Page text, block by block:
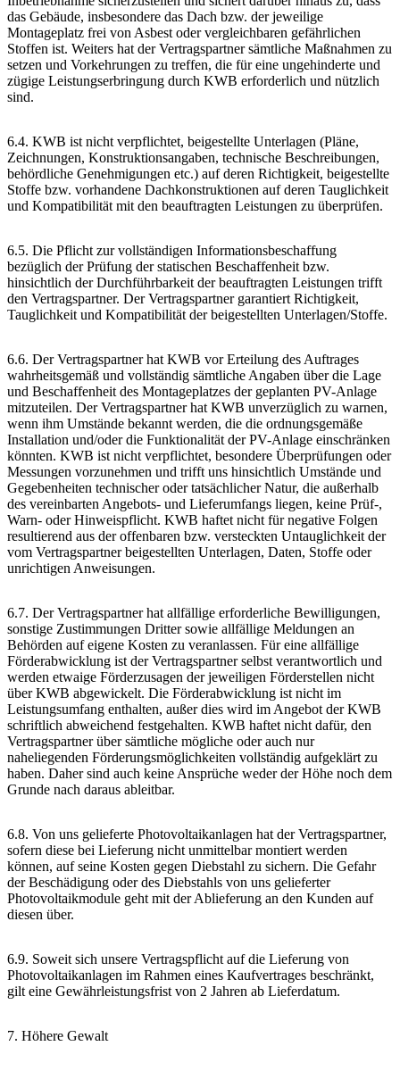
das Gebäude, insbesondere das Dach bzw. der jeweilige
Montageplatz frei von Asbest oder vergleichbaren gefährlichen
Stoffen ist. Weiters hat der Vertragspartner sämtliche Maßnahmen zu
setzen und Vorkehrungen zu treffen, die für eine ungehinderte und
zügige Leistungserbringung durch KWB erforderlich und nützlich
sind.
6.4. KWB ist nicht verpflichtet, beigestellte Unterlagen (Pläne,
Zeichnungen, Konstruktionsangaben, technische Beschreibungen,
behördliche Genehmigungen etc.) auf deren Richtigkeit, beigestellte
Stoffe bzw. vorhandene Dachkonstruktionen auf deren Tauglichkeit
und Kompatibilität mit den beauftragten Leistungen zu überprüfen.
6.5. Die Pflicht zur vollständigen Informationsbeschaffung
bezüglich der Prüfung der statischen Beschaffenheit bzw.
hinsichtlich der Durchführbarkeit der beauftragten Leistungen trifft
den Vertragspartner. Der Vertragspartner garantiert Richtigkeit,
Tauglichkeit und Kompatibilität der beigestellten Unterlagen/Stoffe.
6.6. Der Vertragspartner hat KWB vor Erteilung des Auftrages
wahrheitsgemäß und vollständig sämtliche Angaben über die Lage
und Beschaffenheit des Montageplatzes der geplanten PV-Anlage
mitzuteilen. Der Vertragspartner hat KWB unverzüglich zu warnen,
wenn ihm Umstände bekannt werden, die die ordnungsgemäße
Installation und/oder die Funktionalität der PV-Anlage einschränken
könnten. KWB ist nicht verpflichtet, besondere Überprüfungen oder
Messungen vorzunehmen und trifft uns hinsichtlich Umstände und
Gegebenheiten technischer oder tatsächlicher Natur, die außerhalb
des vereinbarten Angebots- und Lieferumfangs liegen, keine Prüf-,
Warn- oder Hinweispflicht. KWB haftet nicht für negative Folgen
resultierend aus der offenbaren bzw. versteckten Untauglichkeit der
vom Vertragspartner beigestellten Unterlagen, Daten, Stoffe oder
unrichtigen Anweisungen.
6.7. Der Vertragspartner hat allfällige erforderliche Bewilligungen,
sonstige Zustimmungen Dritter sowie allfällige Meldungen an
Behörden auf eigene Kosten zu veranlassen. Für eine allfällige
Förderabwicklung ist der Vertragspartner selbst verantwortlich und
werden etwaige Förderzusagen der jeweiligen Förderstellen nicht
über KWB abgewickelt. Die Förderabwicklung ist nicht im
Leistungsumfang enthalten, außer dies wird im Angebot der KWB
schriftlich abweichend festgehalten. KWB haftet nicht dafür, den
Vertragspartner über sämtliche mögliche oder auch nur
naheliegenden Förderungsmöglichkeiten vollständig aufgeklärt zu
haben. Daher sind auch keine Ansprüche weder der Höhe noch dem
Grunde nach daraus ableitbar.
6.8. Von uns gelieferte Photovoltaikanlagen hat der Vertragspartner,
sofern diese bei Lieferung nicht unmittelbar montiert werden
können, auf seine Kosten gegen Diebstahl zu sichern. Die Gefahr
der Beschädigung oder des Diebstahls von uns gelieferter
Photovoltaikmodule geht mit der Ablieferung an den Kunden auf
diesen über.
6.9. Soweit sich unsere Vertragspflicht auf die Lieferung von
Photovoltaikanlagen im Rahmen eines Kaufvertrages beschränkt,
gilt eine Gewährleistungsfrist von 2 Jahren ab Lieferdatum.
7. Höhere Gewalt